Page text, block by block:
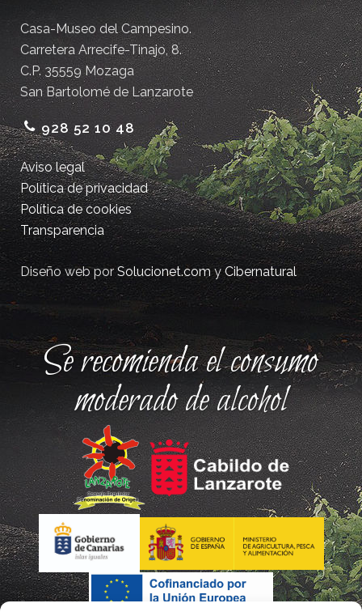
Casa-Museo del Campesino.
Carretera Arrecife-Tinajo, 8.
C.P. 35559 Mozaga
San Bartolomé de Lanzarote
928 52 10 48
Aviso legal
Política de privacidad
Política de cookies
Transparencia
Diseño web porSolucionet.comyCibernatural
Se recomienda el consumo
moderado de alcohol